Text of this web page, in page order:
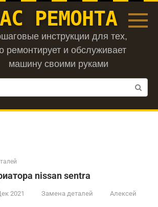
АС РЕМОНТА
инструкции для тех,
ремонтирует и обслуживает
машину своими руками
nissan sentra
2021 Замена деталей
Алексей